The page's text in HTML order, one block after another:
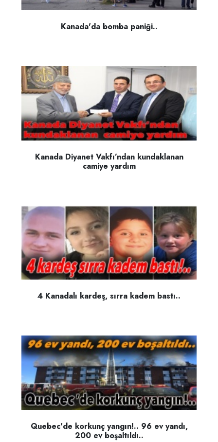
Kanada'da bomba paniği..
Kanada Diyanet Vakfı’ndan kundaklanan
camiye yardım
4 Kanadalı kardeş, sırra kadem bastı..
Quebec'de korkunç yangın!.. 96 ev yandı,
200 ev boşaltıldı..